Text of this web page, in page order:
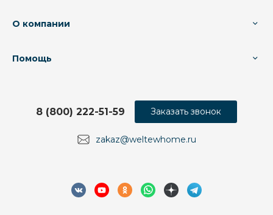
О компании
Помощь
zakaz@weltewhome.ru
8 (800) 222-51-59 Заказать звонок